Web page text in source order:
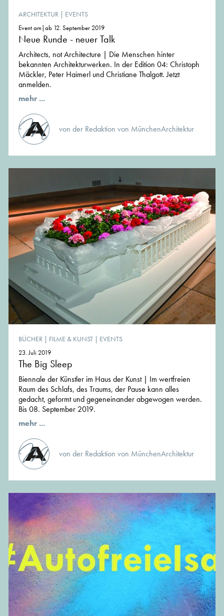
ARCHITEKTUR | EVENTS
Event am|ab 12. September 2019
Neue Runde - neuer Talk
Architects, not Architecture | Die Menschen hinter
bekannten Architekturwerken. In der Edition 04: Christoph
Mäckler, Peter Haimerl und Christiane Thalgott. Jetzt
anmelden.
mehr ...
von der Redaktion von MünchenArchitektur
BÜCHER | FILME & KUNST | EVENTS
23. Juli 2019
The Big Sleep
Biennale der Künstler im Haus der Kunst | Im wertfreien
Raum des Schlafs, des Traums, der Pause kann alles
gedacht, geformt und gegeneinander abgewogen werden.
Bis 08. September 2019.
mehr ...
von der Redaktion von MünchenArchitektur